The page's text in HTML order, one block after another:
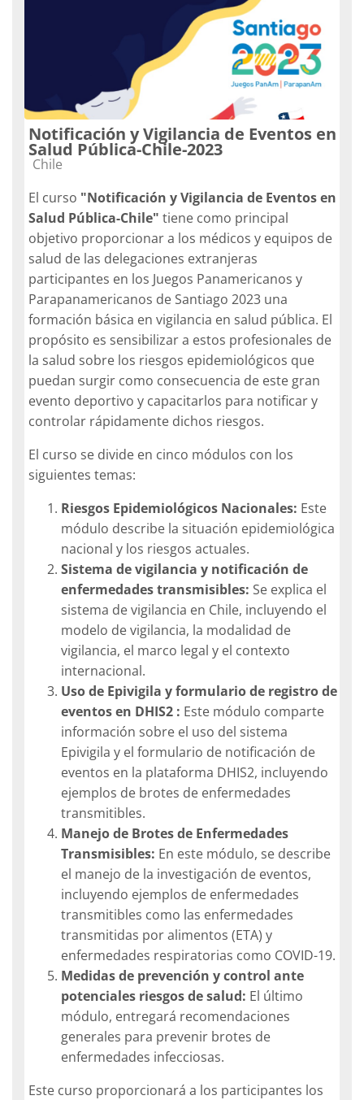
Notificación y Vigilancia de Eventos en
Salud Pública-Chile-2023
Categoría de cursos
Chile
El curso "Notificación y Vigilancia de Eventos en
Salud Pública-Chile" tiene como principal
objetivo proporcionar a los médicos y equipos de
salud de las delegaciones extranjeras
participantes en los Juegos Panamericanos y
Parapanamericanos de Santiago 2023 una
formación básica en vigilancia en salud pública. El
propósito es sensibilizar a estos profesionales de
la salud sobre los riesgos epidemiológicos que
puedan surgir como consecuencia de este gran
evento deportivo y capacitarlos para notificar y
controlar rápidamente dichos riesgos.
El curso se divide en cinco módulos con los
siguientes temas:
Riesgos Epidemiológicos Nacionales: Este
módulo describe la situación epidemiológica
nacional y los riesgos actuales.
Sistema de vigilancia y notificación de
enfermedades transmisibles: Se explica el
sistema de vigilancia en Chile, incluyendo el
modelo de vigilancia, la modalidad de
vigilancia, el marco legal y el contexto
internacional.
Uso de Epivigila y formulario de registro de
eventos en DHIS2 : Este módulo comparte
información sobre el uso del sistema
Epivigila y el formulario de notificación de
eventos en la plataforma DHIS2, incluyendo
ejemplos de brotes de enfermedades
transmitibles.
Manejo de Brotes de Enfermedades
Transmisibles: En este módulo, se describe
el manejo de la investigación de eventos,
incluyendo ejemplos de enfermedades
transmitibles como las enfermedades
transmitidas por alimentos (ETA) y
enfermedades respiratorias como COVID-19.
Medidas de prevención y control ante
potenciales riesgos de salud: El último
módulo, entregará recomendaciones
generales para prevenir brotes de
enfermedades infecciosas.
Este curso proporcionará a los participantes los